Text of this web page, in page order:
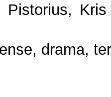
Pistorius,
drama,